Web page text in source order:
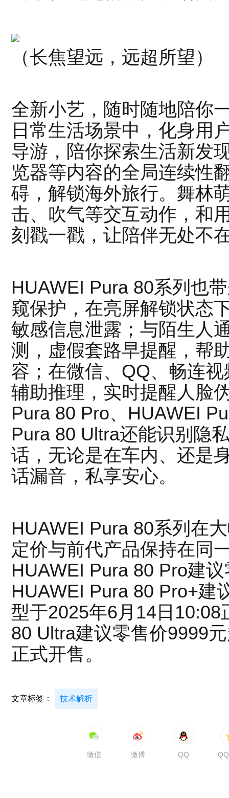
（长焦望远，远超所望）
全新小艺，随时随地陪你
日常生活场景中，化身用
导游，陪你探索生活新发
览器等内容的全局连续性
碍，解锁海外旅行。舞林
击、吹气等交互动作，和
刻戳一戳，让陪伴无处不
HUAWEI Pura 80系列也
窥保护，在亮屏解锁状态
敏感信息泄露；与陌生人
测，虚假套路早提醒，帮
容；在微信、QQ、畅连
辅助推理，实时提醒人脸
Pura 80 Pro、HUAWEI
Pura 80 Ultra还能识别隐
话，无论是在车内、还是
话漏音，私享安心。
HUAWEI Pura 80系列在
定价与前代产品保持在同
HUAWEI Pura 80 Pro建
HUAWEI Pura 80 Pro+建
型于2025年6月14日
80 Ultra建议零售价9999
正式开售。
文章标签： 技术解析
微信 微博 QQ